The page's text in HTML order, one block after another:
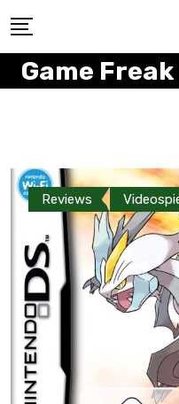
Game Freak
Reviews